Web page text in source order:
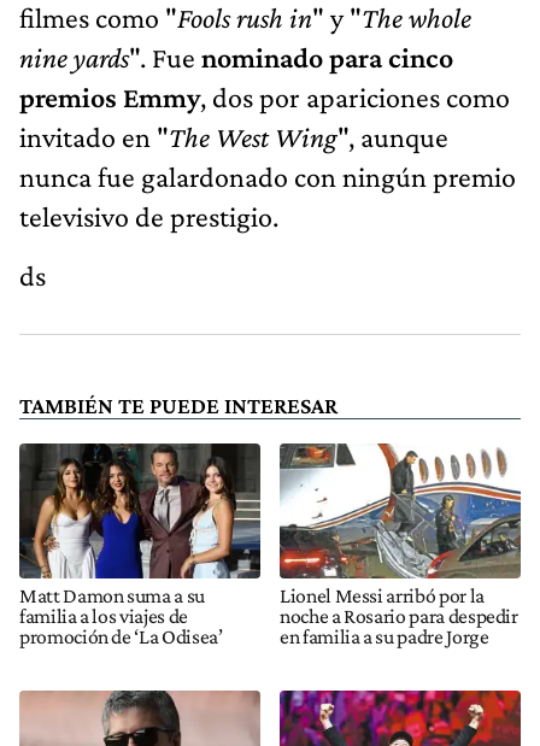
filmes como "Fools rush in" y "The whole
nine yards". Fue nominado para cinco
premios Emmy, dos por apariciones como
invitado en "The West Wing", aunque
nunca fue galardonado con ningún premio
televisivo de prestigio.
ds
TAMBIÉN TE PUEDE INTERESAR
Matt Damon suma a su
familia a los viajes de
promoción de ‘La Odisea’
Lionel Messi arribó por la
noche a Rosario para despedir
en familia a su padre Jorge